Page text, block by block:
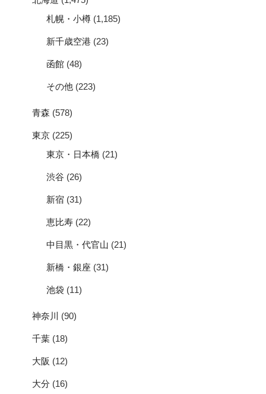
札幌・小樽 (1,185)
新千歳空港 (23)
函館 (48)
その他 (223)
青森 (578)
東京 (225)
東京・日本橋 (21)
渋谷 (26)
新宿 (31)
恵比寿 (22)
中目黒・代官山 (21)
新橋・銀座 (31)
池袋 (11)
神奈川 (90)
千葉 (18)
大阪 (12)
大分 (16)